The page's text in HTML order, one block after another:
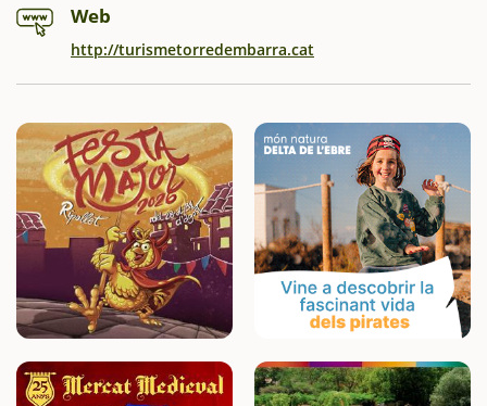
Web
http://turismetorredembarra.cat